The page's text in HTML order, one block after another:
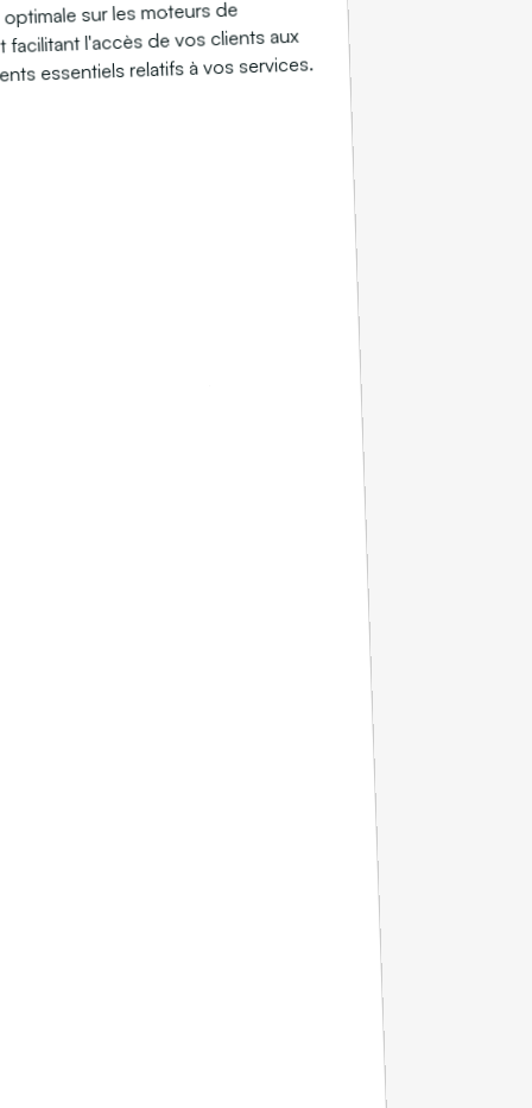
sur les moteurs de
facilitant l'accès de vos clients aux
essentiels relatifs à vos services.